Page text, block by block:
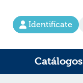
Identifícate
Catálogos